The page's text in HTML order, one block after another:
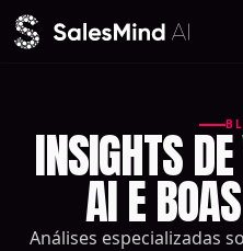
Saltar para o conteúdo
INSIGHTS
AI E
Análises especializadas